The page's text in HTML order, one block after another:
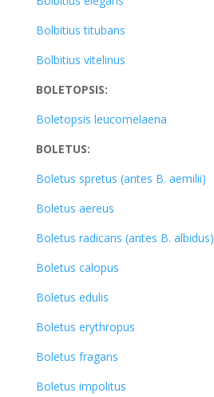
Bolbitius titubans
Bolbitius vitelinus
BOLETOPSIS:
Boletopsis leucomelaena
BOLETUS:
Boletus spretus (antes B. aemilii)
Boletus aereus
Boletus radicans (antes B. albidus)
Boletus calopus
Boletus edulis
Boletus erythropus
Boletus fragans
Boletus impolitus